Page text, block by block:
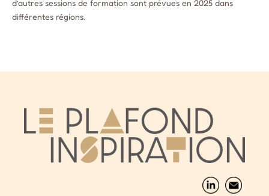
d’autres sessions de formation sont prévues en 2025 dans
différentes régions.